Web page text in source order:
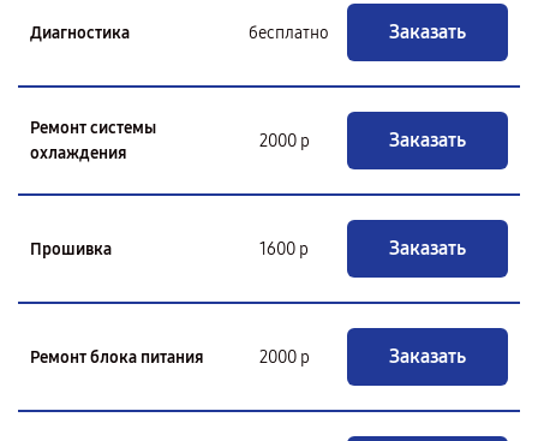
Диагностика бесплатно Заказать
Ремонт системы
охлаждения
2000 р Заказать
Прошивка 1600 р Заказать
Ремонт блока питания 2000 р Заказать